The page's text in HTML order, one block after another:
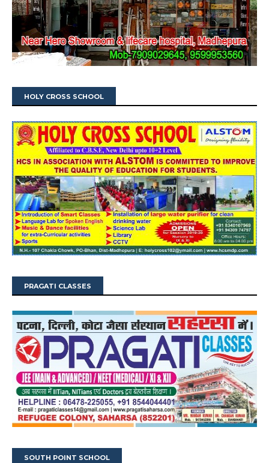
HOLY CROSS SCHOOL
PRAGATI CLASSES
SOUTH POINT SCHOOL